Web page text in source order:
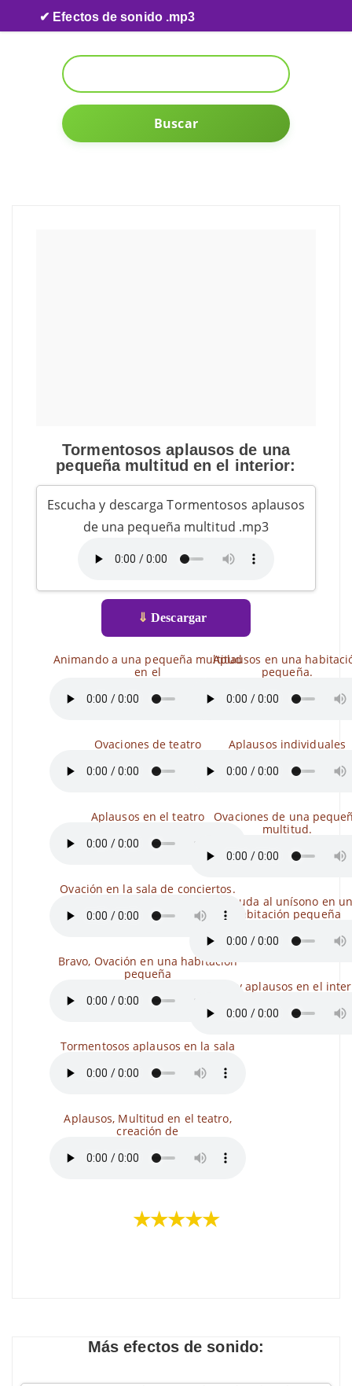
Skip to content
✔ Efectos de sonido .mp3
Buscar
Tormentosos aplausos de una
pequeña multitud en el interior:
Escucha y descarga Tormentosos aplausos
de una pequeña multitud .mp3
⇓ Descargar
Animando a una pequeña multitud
en el
Ovaciones de teatro
Aplausos en el teatro
Ovación en la sala de conciertos.
Bravo, Ovación en una habitación
pequeña
Tormentosos aplausos en la sala
Aplausos, Multitud en el teatro,
creación de
Aplausos en una
pequeña.
Aplausos individuales
Ovaciones de una
multitud.
Aplauda al unísono en
habitación pequeña
Risas y aplausos en el
★★★★★
Más efectos de sonido: